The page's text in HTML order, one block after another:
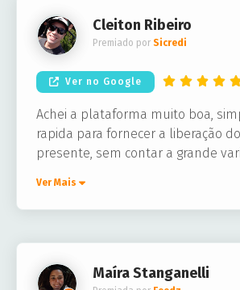
Cleiton Ribeiro
Premiado por Sicredi
Ver no Google
Achei a plataforma muito boa,
rapida para fornecer a liberação
presente, sem contar a grande
Ver Mais
Maíra Stanganelli